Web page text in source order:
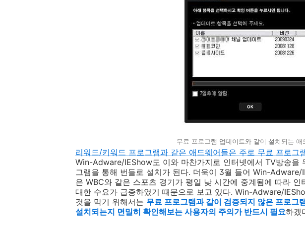
무료 프로그램 업데이트와 같이 설치되는 애
리워드/키워드 프로그램과 같은 애드웨어들은 주로 무료 프로그
Win-Adware/IEShow도 이와 마찬가지로 인터넷에서 TV방송을
그램을 통해 번들로 설치가 된다. 더욱이 3월 들어 Win-
은 WBC와 같은 스포츠 경기가 평일 낮 시간에 중계됨에 따라 인
대한 수요가 급증하였기 때문으로 보고 있다. Win-Adware/
것을 막기 위해서는 무료 프로그램과 같이 검증되지 않은 프로그
설치되는지 면밀히 확인해보는 사용자의 주의가 반드시 필요하겠